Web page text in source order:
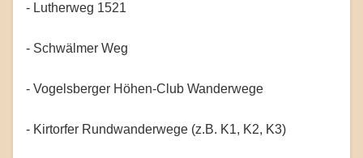
- Lutherweg 1521
- Schwälmer Weg
- Vogelsberger Höhen-Club Wanderwege
- Kirtorfer Rundwanderwege (z.B. K1, K2, K3)